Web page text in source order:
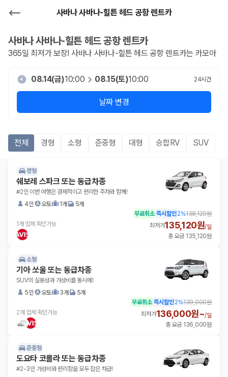
사바나 사바나-힐튼 헤드 공항 렌트카
사바나 사바나-힐튼 헤드 공항렌트카
365일 최저가 보장! 사바나 사바나-힐튼 헤드 공항 렌트카는 카모아
08.14(금)10:00 08.15(토)10:00 24시간
날짜 변경
전체 경형 소형 준중형 대형 승합RV SUV
경형
쉐보레 스파크 또는 동급차종
#2인 이번 여행은 경제적이고 편리한 주차와 함께!
4인
오토 1개 5개
1개 업체 확인가능
무료취소 즉시할인2%138,120원
최저가135,120원/일
총 요금 135,120원
소형
기아 쏘울 또는 동급차종
SUV의 실용성과 가성비를 동시에!
5인
오토 3개 5개
2개 업체 확인가능
무료취소 즉시할인2%139,000원
최저가136,000원~/일
총 요금 136,000원
준중형
도요타 코롤라 또는 동급차종
#2-3인 가성비와 편리함을 모두 잡은 차급!